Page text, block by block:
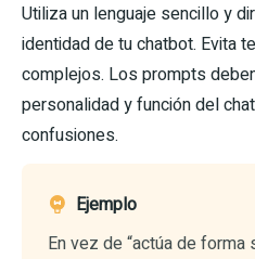
Utiliza un lenguaje sencillo y
identidad de tu chatbot. Evita
complejos. Los prompts
personalidad y función del
confusiones.
Ejemplo
En vez de “actúa de